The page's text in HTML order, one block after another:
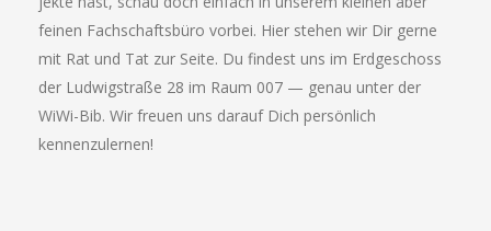
fei­nen Fach­schafts­bü­ro vor­bei. Hier ste­hen wir Dir ger­ne
mit Rat und Tat zur Sei­te. Du fin­dest uns im Erd­ge­schoss
der Lud­wig­stra­ße 28 im Raum 007 — genau unter der
WiWi-Bib. Wir freu­en uns dar­auf Dich per­sön­lich
kennenzulernen!